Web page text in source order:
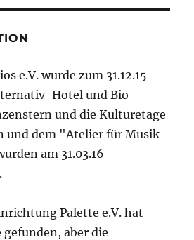
e.V. wurde zum 31.12.15
Hotel und Bio-
und die Kulturetage
und dem "Atelier für Musik
am 31.03.16
Palette e.V. hat
gefunden, aber die